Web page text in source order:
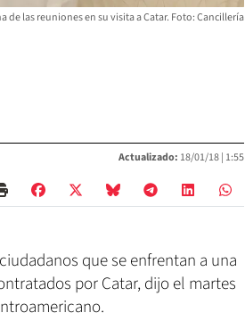
de las reuniones en su visita a Catar. Foto: Cancillería
Actualizado: 18/01/18 | 1:55
que se enfrentan a una
por Catar, dijo el martes